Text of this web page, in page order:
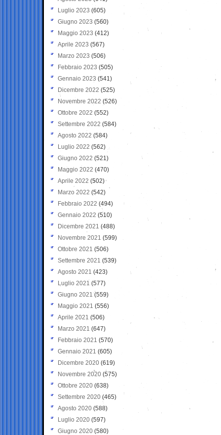
Luglio 2023 (605)
Giugno 2023 (560)
Maggio 2023 (412)
Aprile 2023 (567)
Marzo 2023 (506)
Febbraio 2023 (505)
Gennaio 2023 (541)
Dicembre 2022 (525)
Novembre 2022 (526)
Ottobre 2022 (552)
Settembre 2022 (584)
Agosto 2022 (584)
Luglio 2022 (562)
Giugno 2022 (521)
Maggio 2022 (470)
Aprile 2022 (502)
Marzo 2022 (542)
Febbraio 2022 (494)
Gennaio 2022 (510)
Dicembre 2021 (488)
Novembre 2021 (599)
Ottobre 2021 (506)
Settembre 2021 (539)
Agosto 2021 (423)
Luglio 2021 (577)
Giugno 2021(559)
Maggio 2021 (556)
Aprile 2021 (506)
Marzo 2021 (647)
Febbraio 2021 (570)
Gennaio 2021 (605)
Dicembre 2020 (619)
Novembre 2020 (575)
Ottobre 2020 (638)
Settembre 2020(465)
Agosto 2020 (588)
Luglio 2020 (597)
Giugno 2020 (580)